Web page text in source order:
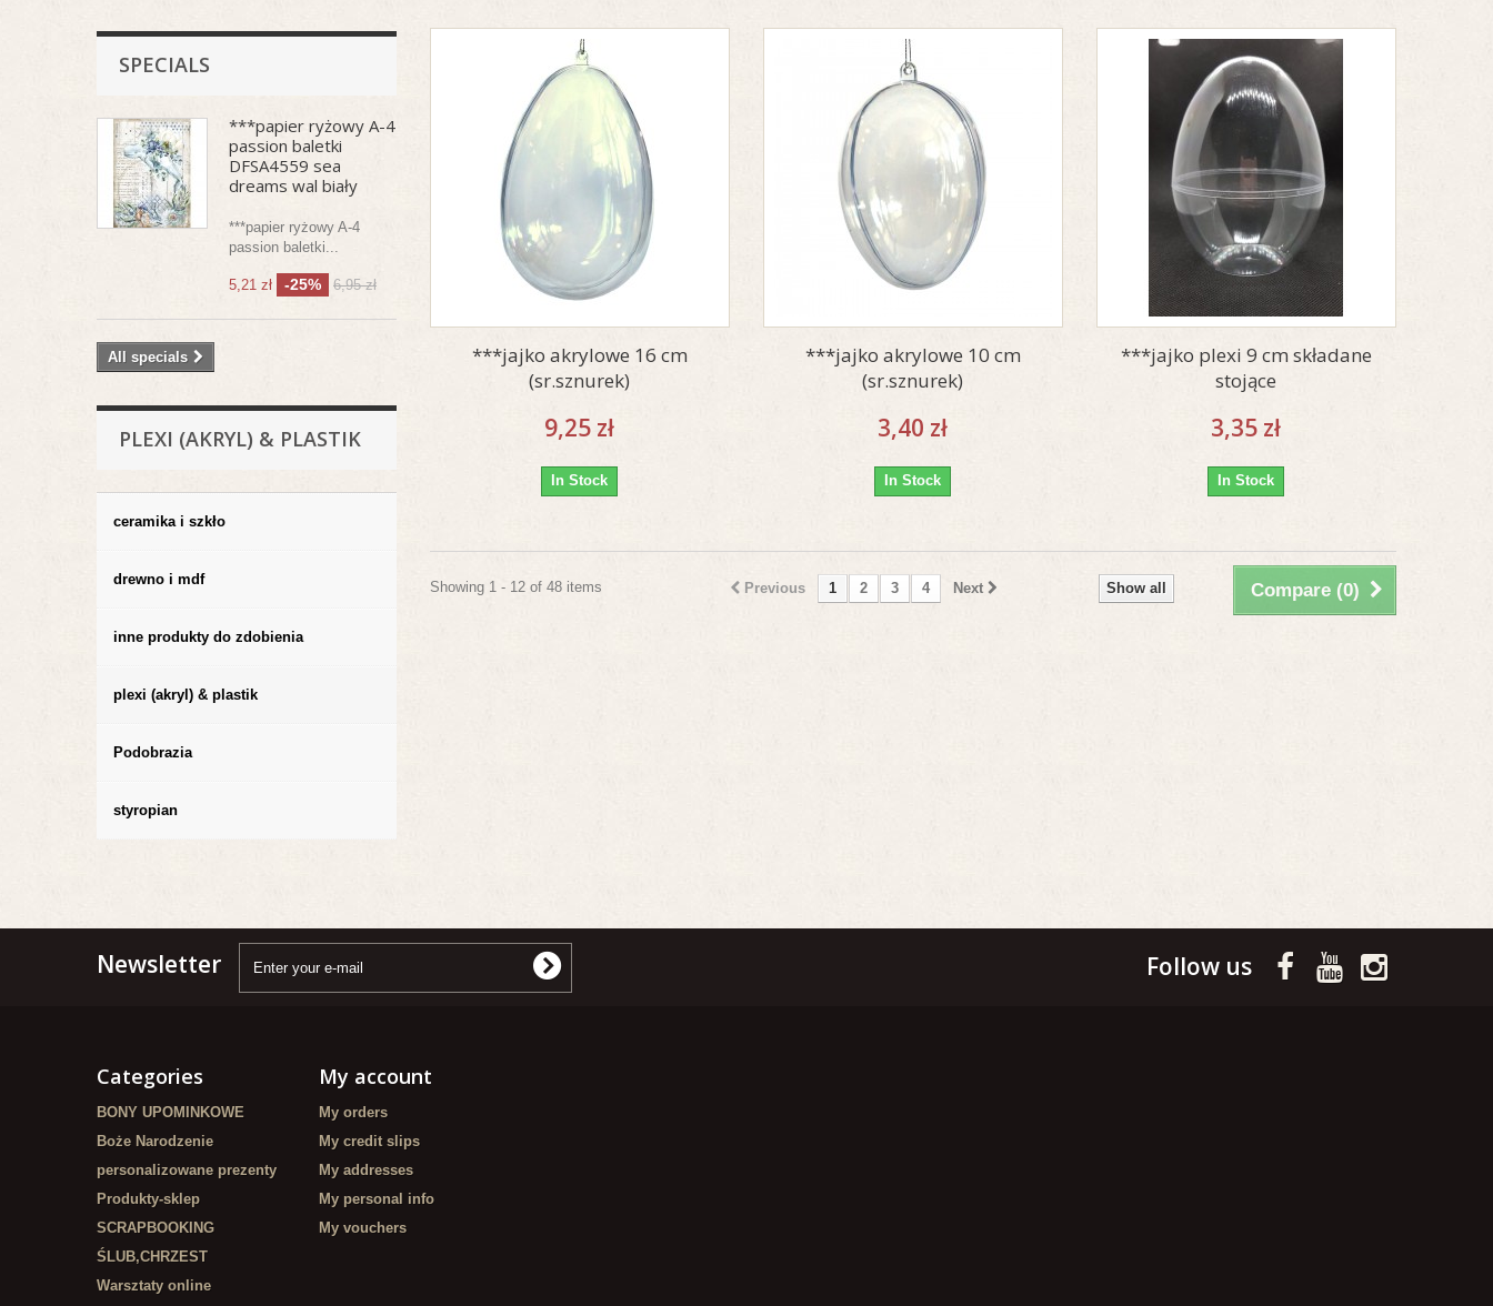
SPECIALS
***papier ryżowy A-4
passion baletki
DFSA4559 sea
dreams wal biały
***papier ryżowy A-4
passion baletki...
5,21 zł -25% 6,95 zł
All specials
PLEXI (AKRYL) & PLASTIK
ceramika i szkło
drewno i mdf
inne produkty do zdobienia
plexi (akryl) & plastik
Podobrazia
styropian
***jajko akrylowe 16 cm
(sr.sznurek)
9,25 zł
In Stock
***jajko akrylowe 10 cm
(sr.sznurek)
3,40 zł
In Stock
***jajko plexi 9 cm składane
stojące
3,35 zł
In Stock
Compare (0)
Show all
Previous 1 2 3 4 Next
Showing 1 - 12 of 48 items
Newsletter Follow us
Categories
BONY UPOMINKOWE
Boże Narodzenie
personalizowane prezenty
Produkty-sklep
SCRAPBOOKING
ŚLUB,CHRZEST
Warsztaty online
My account
My orders
My credit slips
My addresses
My personal info
My vouchers